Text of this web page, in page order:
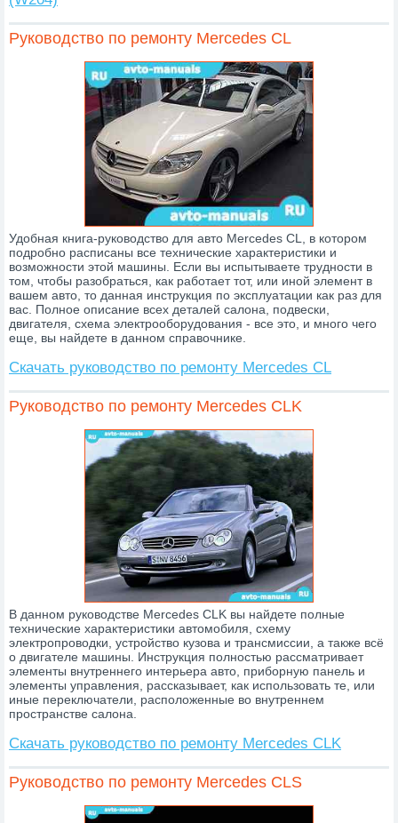
Руководство по ремонту Mercedes CL
Удобная книга-руководство для авто Mercedes CL, в котором
подробно расписаны все технические характеристики и
возможности этой машины. Если вы испытываете трудности в
том, чтобы разобраться, как работает тот, или иной элемент в
вашем авто, то данная инструкция по эксплуатации как раз для
вас. Полное описание всех деталей салона, подвески,
двигателя, схема электрооборудования - все это, и много чего
еще, вы найдете в данном справочнике.
Скачать руководство по ремонту Mercedes CL
Руководство по ремонту Mercedes CLK
В данном руководстве Mercedes CLK вы найдете полные
технические характеристики автомобиля, схему
электропроводки, устройство кузова и трансмиссии, а также всё
о двигателе машины. Инструкция полностью рассматривает
элементы внутреннего интерьера авто, приборную панель и
элементы управления, рассказывает, как использовать те, или
иные переключатели, расположенные во внутреннем
пространстве салона.
Скачать руководство по ремонту Mercedes CLK
Руководство по ремонту Mercedes CLS